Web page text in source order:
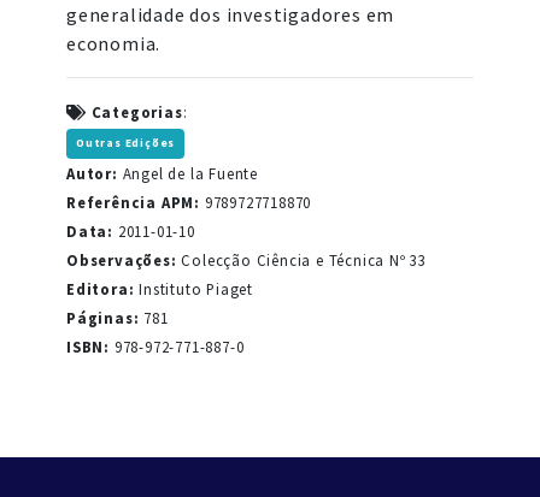
generalidade dos investigadores em
economia.
Categorias:
Outras Edições
Autor: Angel de la Fuente
Referência APM: 9789727718870
Data: 2011-01-10
Observações: Colecção Ciência e Técnica Nº 33
Editora: Instituto Piaget
Páginas: 781
ISBN: 978-972-771-887-0